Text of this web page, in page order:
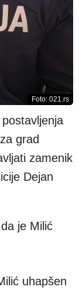
Foto: 021.rs
grad
zamenik
Dejan
je Milić
uhapšen